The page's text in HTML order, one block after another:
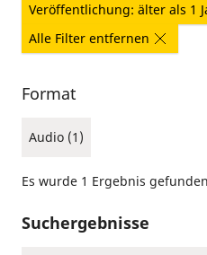
Veröffentlichung: älter als 1
Alle Filter entfernen
Format
Audio (1)
Es wurde 1 Ergebnis
Suchergebnisse